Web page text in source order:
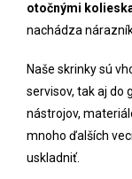
otočnými
nachádza
Naše skrinky sú
servisov, tak aj do
nástrojov,
mnoho ďalších
uskladniť.